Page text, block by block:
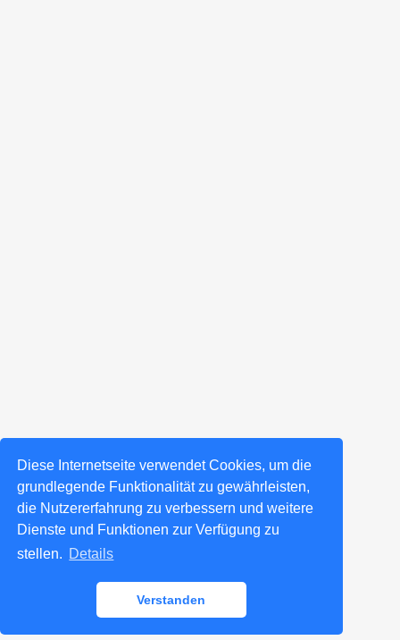
Diese Internetseite verwendet Cookies, um die
grundlegende Funktionalität zu gewährleisten,
die Nutzererfahrung zu verbessern und weitere
Dienste und Funktionen zur Verfügung zu
stellen. Details
Verstanden